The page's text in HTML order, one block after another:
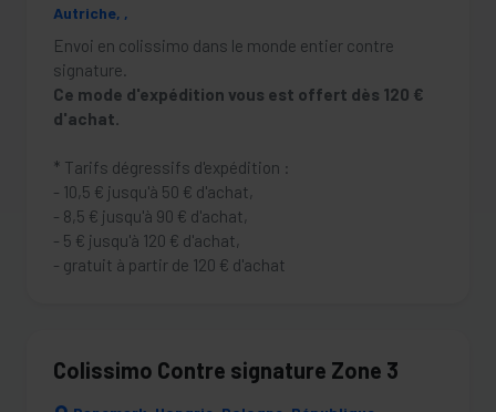
Autriche, ,
Envoi en colissimo dans le monde entier contre
signature.
Ce mode d'expédition vous est offert dès 120 €
d'achat.
* Tarifs dégressifs d'expédition :
- 10,5 € jusqu'à 50 € d'achat,
- 8,5 € jusqu'à 90 € d'achat,
- 5 € jusqu'à 120 € d'achat,
- gratuit à partir de 120 € d'achat
Colissimo Contre signature Zone 3